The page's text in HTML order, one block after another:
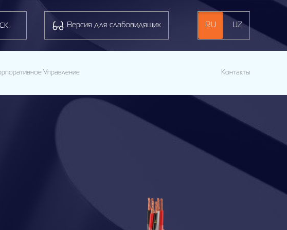
Версия для слабовидящих RU UZ
Управление Контакты